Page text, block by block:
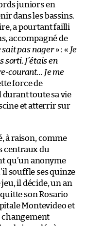
juniors en
dans les bassins.
a pourtant failli
accompagné de
sait pas nager» : « Je
sorti. J’étais en
courant… Je me
force de
durant toute sa vie
et atterrir sur
à raison, comme
centraux du
qu’un anonyme
souffle ses quinze
il décide, un an
son Rosario
Montevideo et
changement